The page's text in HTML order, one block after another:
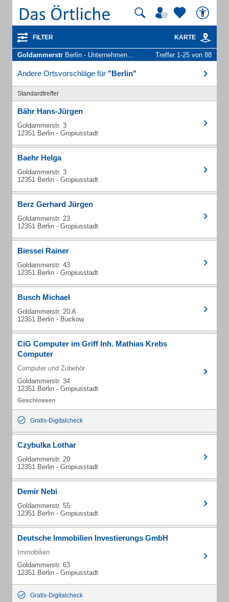
FILTER KARTE
Goldammerstr Berlin - Unternehmen und Personen Treffer 1-25 von 88
Andere Ortsvorschläge für "Berlin"
Standardtreffer
Bähr Hans-Jürgen
Goldammerstr. 3
12351 Berlin - Gropiusstadt
Baehr Helga
Goldammerstr. 3
12351 Berlin - Gropiusstadt
Berz Gerhard Jürgen
Goldammerstr. 23
12351 Berlin - Gropiusstadt
Biessei Rainer
Goldammerstr. 43
12351 Berlin - Gropiusstadt
Busch Michael
Goldammerstr. 20 A
12351 Berlin - Buckow
CiG Computer im Griff Inh. Mathias Krebs
Computer
Computer und Zubehör
Goldammerstr. 34
12351 Berlin - Gropiusstadt
Gratis-Digitalcheck
Czybulka Lothar
Goldammerstr. 20
12351 Berlin - Gropiusstadt
Demir Nebi
Goldammerstr. 55
12351 Berlin - Gropiusstadt
Deutsche Immobilien Investierungs GmbH
Immobilien
Goldammerstr. 63
12351 Berlin - Gropiusstadt
Gratis-Digitalcheck